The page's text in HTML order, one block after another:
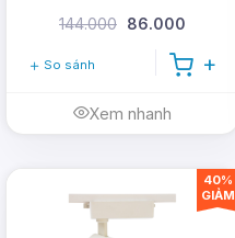
144.000 86.000
So sánh
Xem nhanh
40%
GIẢM